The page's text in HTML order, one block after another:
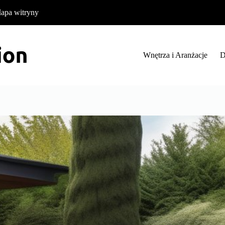
witryny
Wnętrza i Aranżacje